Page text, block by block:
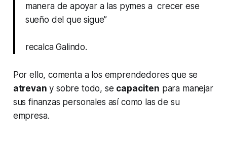
manera de apoyar a las pymes a crecer ese
sueño del que sigue”
recalca Galindo.
Por ello, comenta a los emprendedores que se
atrevan y sobre todo, se capaciten para manejar
sus finanzas personales así como las de su
empresa.